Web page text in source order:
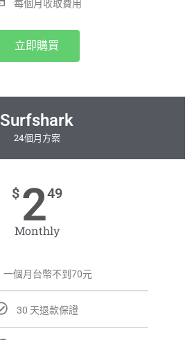
每個月收取費用
立即購買
Surfshark
24個月方案
$ 249
Monthly
一個月台幣不到70元
30 天退款保證